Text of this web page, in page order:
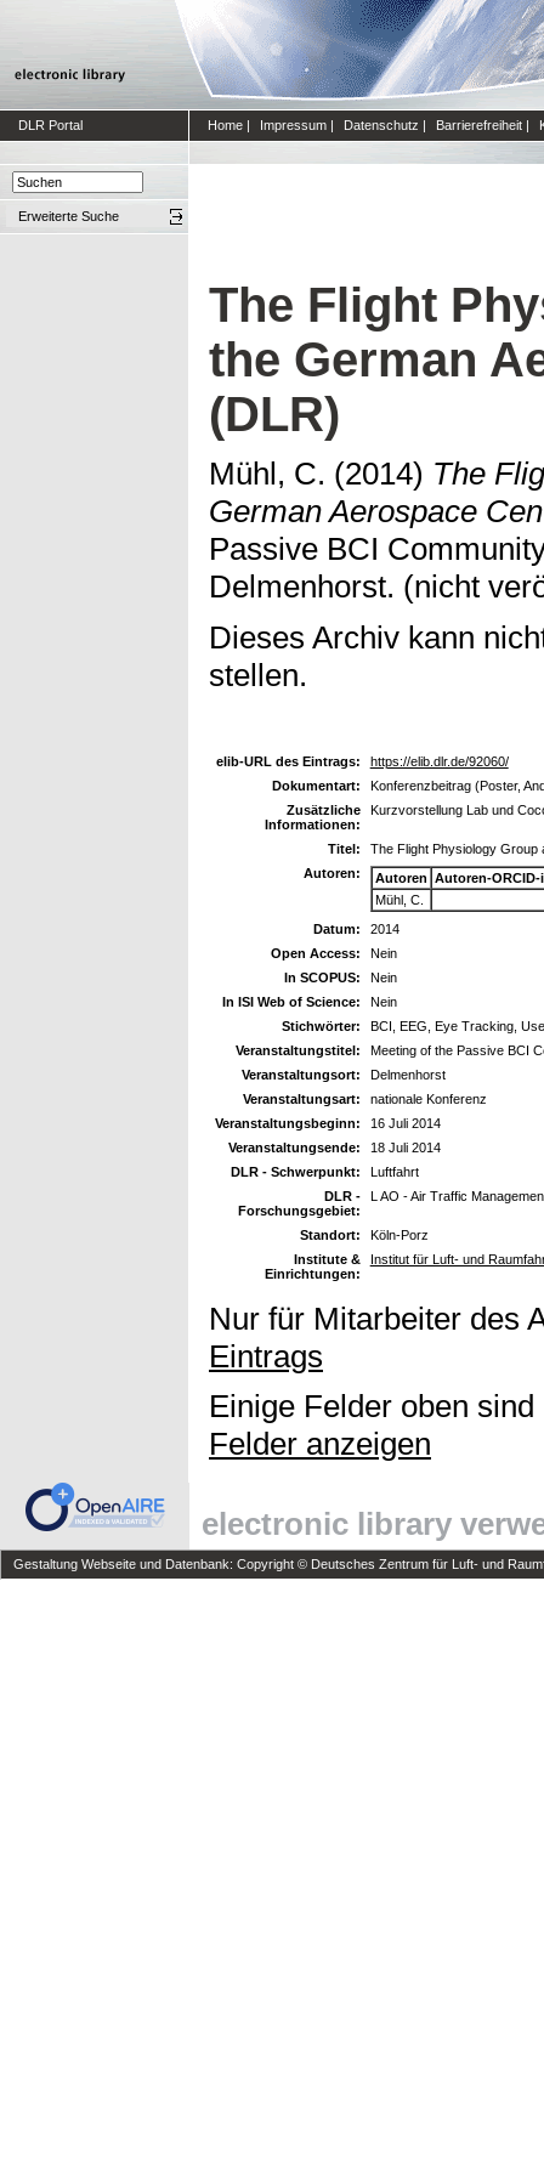
DLR Portal Home | Impressum | Datenschutz | Barrierefreiheit |
Erweiterte Suche
The Flight
the German
(DLR)
Mühl, C. (2014) The
German Aerospace
Passive BCI
Delmenhorst. (nicht
Dieses Archiv kann
stellen.
elib-URL des Eintrags:
https://elib.dlr.de/92060/
Dokumentart:
Konferenzbeitrag (Poster,
Zusätzliche
Informationen:
Kurzvorstellung Lab und
Titel:
The Flight Physiology Group
Autoren:
Autoren Autoren-ORCID-
Mühl, C.
Datum:
2014
Open Access:
Nein
In SCOPUS:
Nein
In ISI Web of Science:
Nein
Stichwörter:
BCI, EEG, Eye Tracking,
Veranstaltungstitel:
Meeting of the Passive BCI
Veranstaltungsort:
Delmenhorst
Veranstaltungsart:
nationale Konferenz
Veranstaltungsbeginn:
16 Juli 2014
Veranstaltungsende:
18 Juli 2014
DLR - Schwerpunkt:
Luftfahrt
DLR -
Forschungsgebiet:
L AO - Air Traffic
Standort:
Köln-Porz
Institute &
Einrichtungen:
Institut für Luft- und
Nur für Mitarbeiter des
Eintrags
Einige Felder oben
Felder anzeigen
electronic library
Gestaltung Webseite und Datenbank: Copyright © Deutsches Zentrum für Luft- und